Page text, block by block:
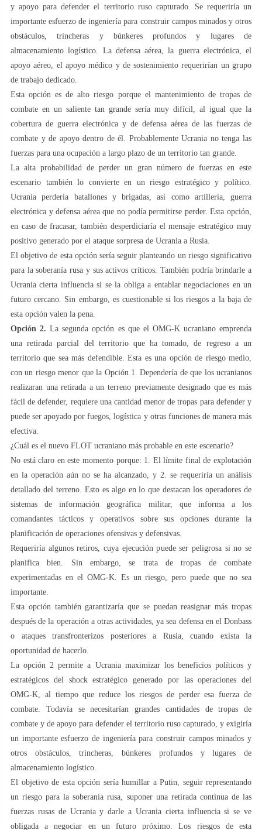
y apoyo para defender el territorio ruso capturado. Se requeriría un
importante esfuerzo de ingeniería para construir campos minados y otros
obstáculos, trincheras y búnkeres profundos y lugares de
almacenamiento logístico. La defensa aérea, la guerra electrónica, el
apoyo aéreo, el apoyo médico y de sostenimiento requerirían un grupo
de trabajo dedicado.
Esta opción es de alto riesgo porque el mantenimiento de tropas de
combate en un saliente tan grande sería muy difícil, al igual que la
cobertura de guerra electrónica y de defensa aérea de las fuerzas de
combate y de apoyo dentro de él. Probablemente Ucrania no tenga las
fuerzas para una ocupación a largo plazo de un territorio tan grande.
La alta probabilidad de perder un gran número de fuerzas en este
escenario también lo convierte en un riesgo estratégico y político.
Ucrania perdería batallones y brigadas, así como artillería, guerra
electrónica y defensa aérea que no podía permitirse perder. Esta opción,
en caso de fracasar, también desperdiciaría el mensaje estratégico muy
positivo generado por el ataque sorpresa de Ucrania a Rusia.
El objetivo de esta opción sería seguir planteando un riesgo significativo
para la soberanía rusa y sus activos críticos. También podría brindarle a
Ucrania cierta influencia si se la obliga a entablar negociaciones en un
futuro cercano. Sin embargo, es cuestionable si los riesgos a la baja de
esta opción valen la pena.
Opción 2. La segunda opción es que el OMG-K ucraniano emprenda
una retirada parcial del territorio que ha tomado, de regreso a un
territorio que sea más defendible. Esta es una opción de riesgo medio,
con un riesgo menor que la Opción 1. Dependería de que los ucranianos
realizaran una retirada a un terreno previamente designado que es más
fácil de defender, requiere una cantidad menor de tropas para defender y
puede ser apoyado por fuegos, logística y otras funciones de manera más
efectiva.
¿Cuál es el nuevo FLOT ucraniano más probable en este escenario?
No está claro en este momento porque: 1. El límite final de explotación
en la operación aún no se ha alcanzado, y 2. se requeriría un análisis
detallado del terreno. Esto es algo en lo que destacan los operadores de
sistemas de información geográfica militar, que informa a los
comandantes tácticos y operativos sobre sus opciones durante la
planificación de operaciones ofensivas y defensivas.
Requeriría algunos retiros, cuya ejecución puede ser peligrosa si no se
planifica bien. Sin embargo, se trata de tropas de combate
experimentadas en el OMG-K. Es un riesgo, pero puede que no sea
importante.
Esta opción también garantizaría que se puedan reasignar más tropas
después de la operación a otras actividades, ya sea defensa en el Donbass
o ataques transfronterizos posteriores a Rusia, cuando exista la
oportunidad de hacerlo.
La opción 2 permite a Ucrania maximizar los beneficios políticos y
estratégicos del shock estratégico generado por las operaciones del
OMG-K, al tiempo que reduce los riesgos de perder esa fuerza de
combate. Todavía se necesitarían grandes cantidades de tropas de
combate y de apoyo para defender el territorio ruso capturado, y exigiría
un importante esfuerzo de ingeniería para construir campos minados y
otros obstáculos, trincheras, búnkeres profundos y lugares de
almacenamiento logístico.
El objetivo de esta opción sería humillar a Putin, seguir representando
un riesgo para la soberanía rusa, suponer una retirada continua de las
fuerzas rusas de Ucrania y darle a Ucrania cierta influencia si se ve
obligada a negociar en un futuro próximo. Los riesgos de esta